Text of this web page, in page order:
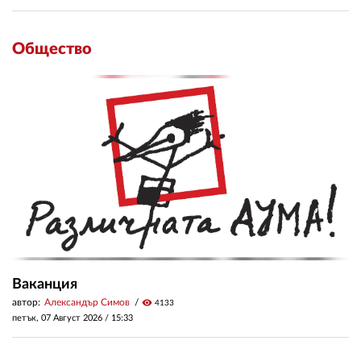
Общество
Ваканция
автор: Александър Симов visibility 4133
петък, 07 Август 2026 / 15:33